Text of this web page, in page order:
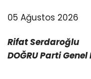
05 Ağustos 2026
Rifat Serdaroğlu
DOĞRU Parti Genel